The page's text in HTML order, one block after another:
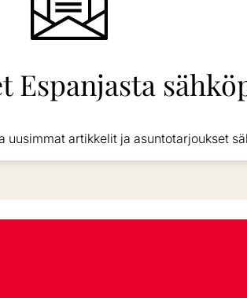
Espanjasta
uusimmat artikkelit ja asuntotarjoukset